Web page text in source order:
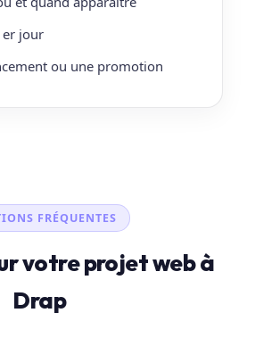
jour
ou une promotion
FRÉQUENTES
votre projet web à
Drap